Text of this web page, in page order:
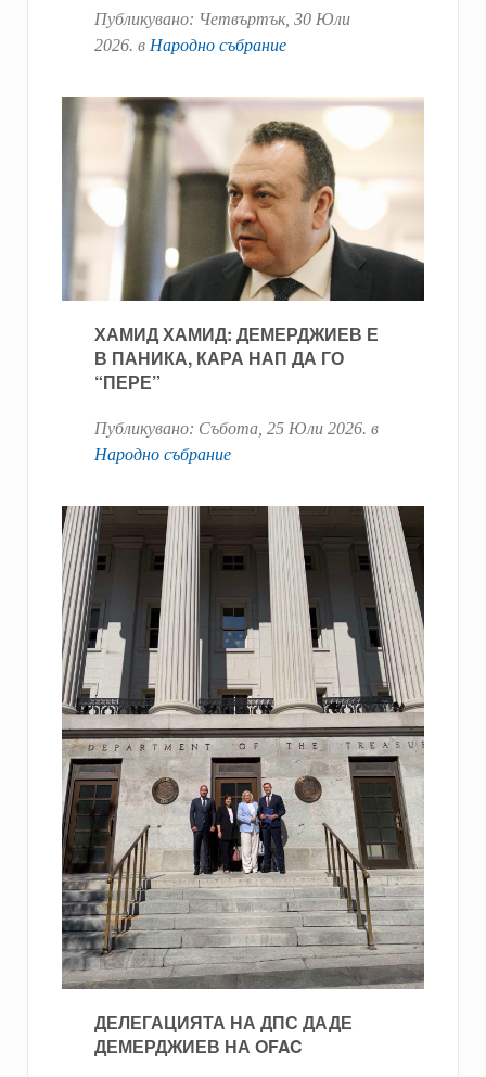
Публикувано: Четвъртък, 30 Юли
2026. в Народно събрание
ХАМИД ХАМИД: ДЕМЕРДЖИЕВ Е
В ПАНИКА, КАРА НАП ДА ГО
“ПЕРЕ”
Публикувано: Събота, 25 Юли 2026. в
Народно събрание
ДЕЛЕГАЦИЯТА НА ДПС ДАДЕ
ДЕМЕРДЖИЕВ НА OFAC